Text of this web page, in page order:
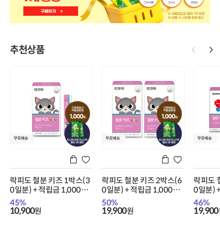
추천상품
락피도 철분 키즈 1박스(3
0일분) + 적립금 1,000원
증정 + 티니핑 아르기닌 스
틱 젤리 1개 증정
45%
10,900원
락피도 철분 키즈 2박스(6
0일분) + 적립금 1,000원
증정 + 티니핑 아르기닌 스
틱 젤리 1개 증정
50%
19,900원
락피도
0일분)
증정 +
틱 젤리
46%
19,900